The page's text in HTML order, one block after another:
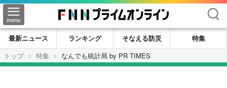
検索
最新ニュース ランキング そなえる防災
特集
トップ
特集 なんでも統計局 by PR TIMES